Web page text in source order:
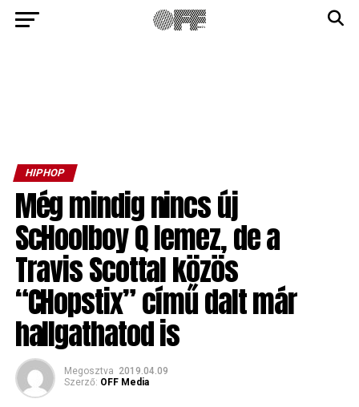
HIPHOP
Még mindig nincs új
ScHoolboy Q lemez, de a
Travis Scottal közös
“CHopstix” című dalt már
hallgathatod is
Megosztva 2019.04.09
Szerző: OFF Media